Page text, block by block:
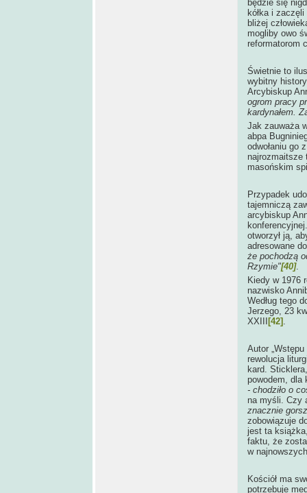
będzie się
kółka i
bliżej
mogliby owo
reformatorom
Świetnie to
wybitny
Arcybiskup
ogrom pracy
kardynałem.
Jak zauważa
abpa
odwołaniu go
najrozmaitsze
masońskim
Przypadek
tajemniczą
arcybiskup
otworzył ją,
adresowane
że pochodzą
Rzymie"[40].
Kiedy w 1976
nazwisko
Według tego
Jerzego, 23
XXIII
[42] .
Autor
rewolucja
kard.
powodem, dla
- chodziło o
na myśli. Czy
znacznie
zobowiązuje
jest ta
faktu, że
w
Kościół ma
potrzebuje